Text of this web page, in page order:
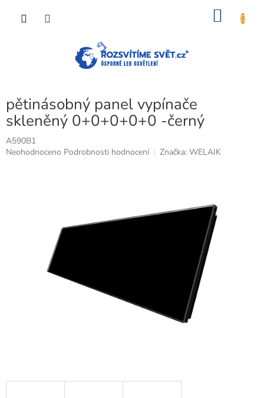
pětinásobný panel vypínače
skleněný 0+0+0+0+0 -černý
A590B1
Průměrné
Neohodnoceno Podrobnosti hodnocení Značka: WELAIK